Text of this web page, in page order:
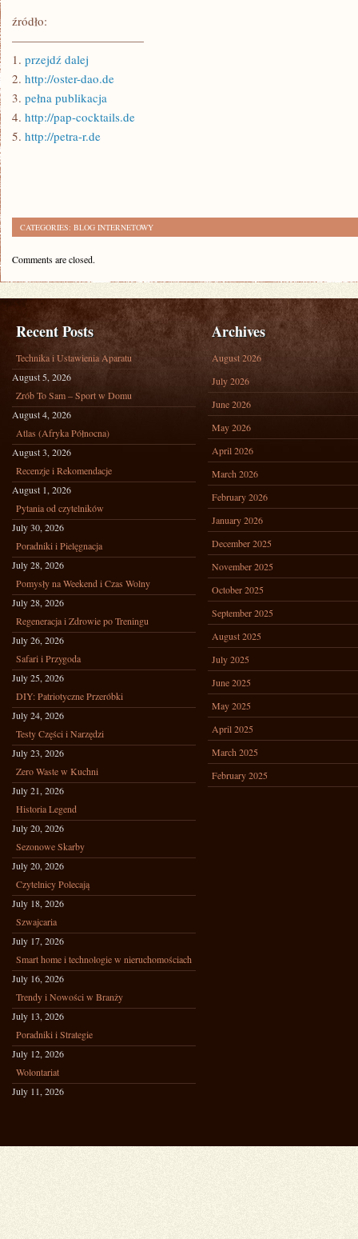
źródło:
———————————
1. przejdź dalej
2. http://oster-dao.de
3. pełna publikacja
4. http://pap-cocktails.de
5. http://petra-r.de
CATEGORIES: BLOG INTERNETOWY
Comments are closed.
Recent Posts
Technika i Ustawienia Aparatu
August 5, 2026
Zrób To Sam – Sport w Domu
August 4, 2026
Atlas (Afryka Północna)
August 3, 2026
Recenzje i Rekomendacje
August 1, 2026
Pytania od czytelników
July 30, 2026
Poradniki i Pielęgnacja
July 28, 2026
Pomysły na Weekend i Czas Wolny
July 28, 2026
Regeneracja i Zdrowie po Treningu
July 26, 2026
Safari i Przygoda
July 25, 2026
DIY: Patriotyczne Przeróbki
July 24, 2026
Testy Części i Narzędzi
July 23, 2026
Zero Waste w Kuchni
July 21, 2026
Historia Legend
July 20, 2026
Sezonowe Skarby
July 20, 2026
Czytelnicy Polecają
July 18, 2026
Szwajcaria
July 17, 2026
Smart home i technologie w nieruchomościach
July 16, 2026
Trendy i Nowości w Branży
July 13, 2026
Poradniki i Strategie
July 12, 2026
Wolontariat
July 11, 2026
Archives
August 2026
July 2026
June 2026
May 2026
April 2026
March 2026
February 2026
January 2026
December 2025
November 2025
October 2025
September 2025
August 2025
July 2025
June 2025
May 2025
April 2025
March 2025
February 2025